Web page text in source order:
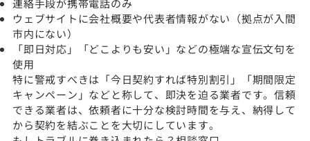
連絡手段が携帯電話のみ
ウェブサイトに会社概要や代表者情報がない（拠点が入間
市内にない）
「即日対応」「どこよりも安い」などの極端な宣伝文句を
使用
特に警戒すべきは「今日契約すれば特別割引」「期間限定
キャンペーン」などと称して、即決を迫る業者です。信頼
できる業者は、依頼者に十分な検討時間を与え、納得して
から契約を結ぶことを大切にしています。